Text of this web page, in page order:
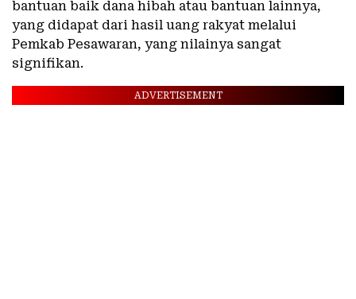
bantuan baik dana hibah atau bantuan lainnya,
yang didapat dari hasil uang rakyat melalui
Pemkab Pesawaran, yang nilainya sangat
signifikan.
ADVERTISEMENT